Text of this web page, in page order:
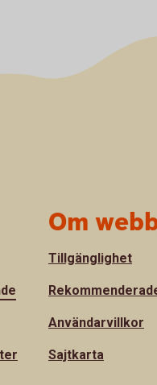
Om
Tillgänglighet
Användarvillkor
Sajtkarta